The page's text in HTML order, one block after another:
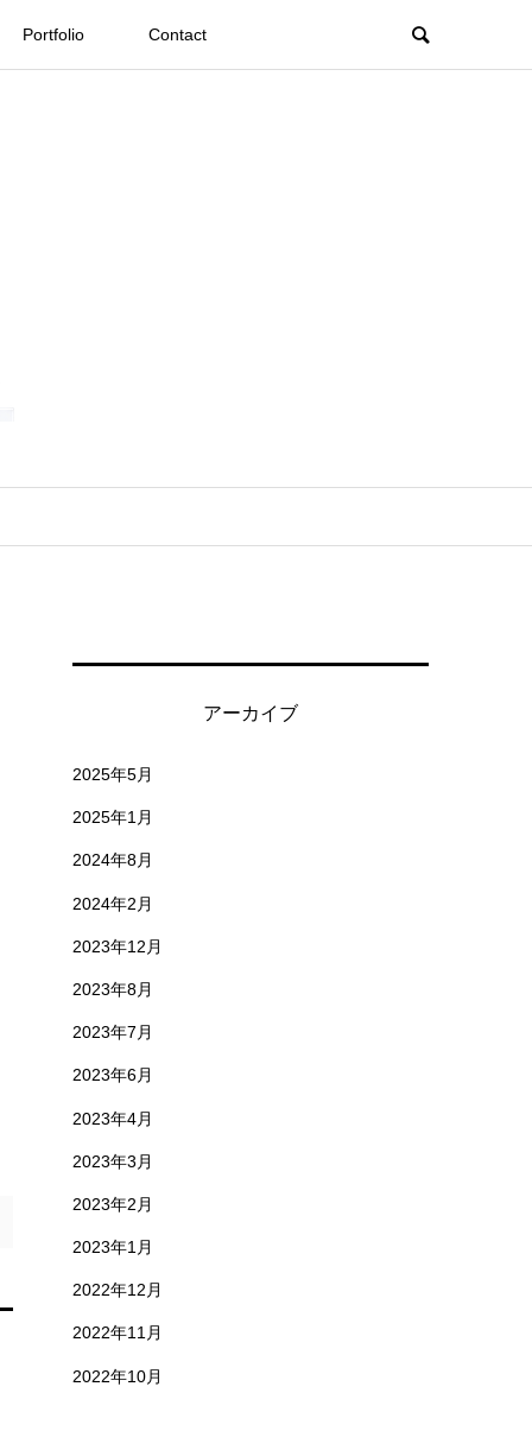
Portfolio Contact
アーカイブ
2025年5月
2025年1月
2024年8月
2024年2月
2023年12月
2023年8月
2023年7月
2023年6月
2023年4月
2023年3月
2023年2月
2023年1月
2022年12月
2022年11月
2022年10月